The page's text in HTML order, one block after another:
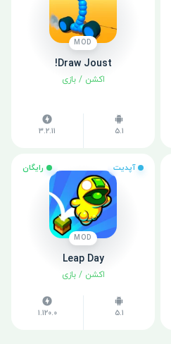
MOD
Draw Joust!
اکشن /بازی
5.1
3.2.11
آپدیت رایگان
MOD
Leap Day
اکشن /بازی
5.1
1.120.0